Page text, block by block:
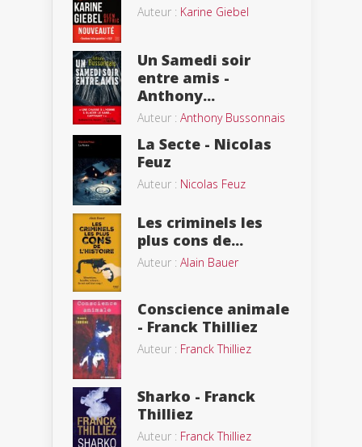
Auteur : Karine Giebel
Un Samedi soir
entre amis -
Anthony...
Auteur : Anthony Bussonnais
La Secte - Nicolas
Feuz
Auteur : Nicolas Feuz
Les criminels les
plus cons de...
Auteur : Alain Bauer
Conscience animale
- Franck Thilliez
Auteur : Franck Thilliez
Sharko - Franck
Thilliez
Auteur : Franck Thilliez